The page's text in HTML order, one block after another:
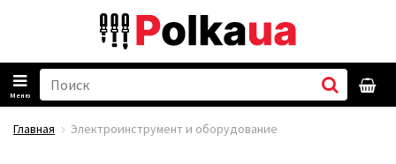
Меню
Главная Электроинструмент и оборудование